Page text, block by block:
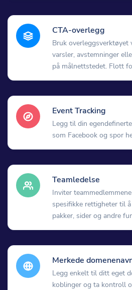
CTA-overlegg
Bruk overleggsverktøyet
varsler, avstemninger
på målnettstedet. Flott
Event Tracking
Legg til din
som Facebook og spor
Teamledelse
Inviter
spesifikke rettigheter til
pakker, sider og andre
Merkede
Legg enkelt til ditt eget
koblinger og ta kontroll